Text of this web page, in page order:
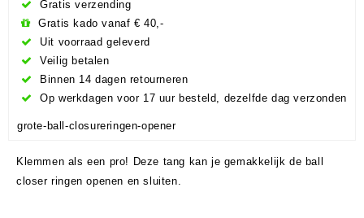
Gratis verzending
Gratis kado vanaf € 40,-
Uit voorraad geleverd
Veilig betalen
Binnen 14 dagen retourneren
Op werkdagen voor 17 uur besteld, dezelfde dag verzonden
grote-ball-closureringen-opener
Klemmen als een pro! Deze tang kan je gemakkelijk de ball
closer ringen openen en sluiten.